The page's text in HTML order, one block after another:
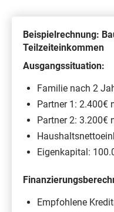
Beispielrechnung:
Teilzeiteinkommen
Ausgangssituation:
Familie nach 2
Partner 1: 2.400€
Partner 2: 3.200€
Eigenkapital:
Empfohlene